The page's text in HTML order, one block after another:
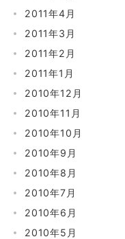
2011年4月
2011年3月
2011年2月
2011年1月
2010年12月
2010年11月
2010年10月
2010年9月
2010年8月
2010年7月
2010年6月
2010年5月